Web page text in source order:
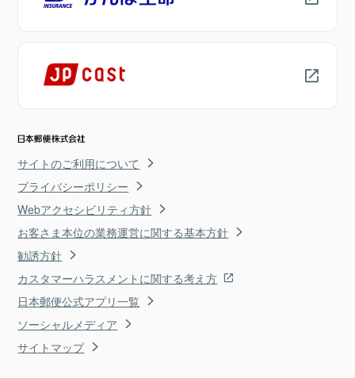
サイトのご利用について
プライバシーポリシー
Webアクセシビリティ方針
お客さま本位の業務運営に関する基本方針
勧誘方針
カスタマーハラスメントに関する考え方
日本郵便公式アプリ一覧
ソーシャルメディア
サイトマップ